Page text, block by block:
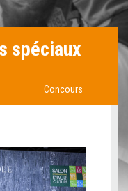
spéciaux
Concours